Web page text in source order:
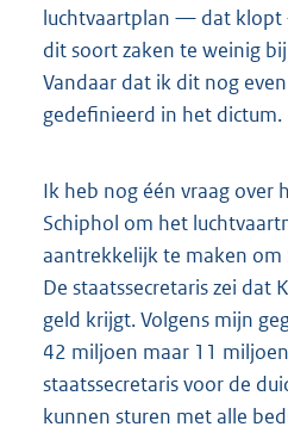
luchtvaartplan — dat
dit soort zaken te weinig
Vandaar dat ik dit nog
gedefinieerd in het dictum.
Ik heb nog één vraag over
Schiphol om het
aantrekkelijk te maken om
De staatssecretaris zei dat
geld krijgt. Volgens mijn
42 miljoen maar 11
staatssecretaris voor de
kunnen sturen met alle